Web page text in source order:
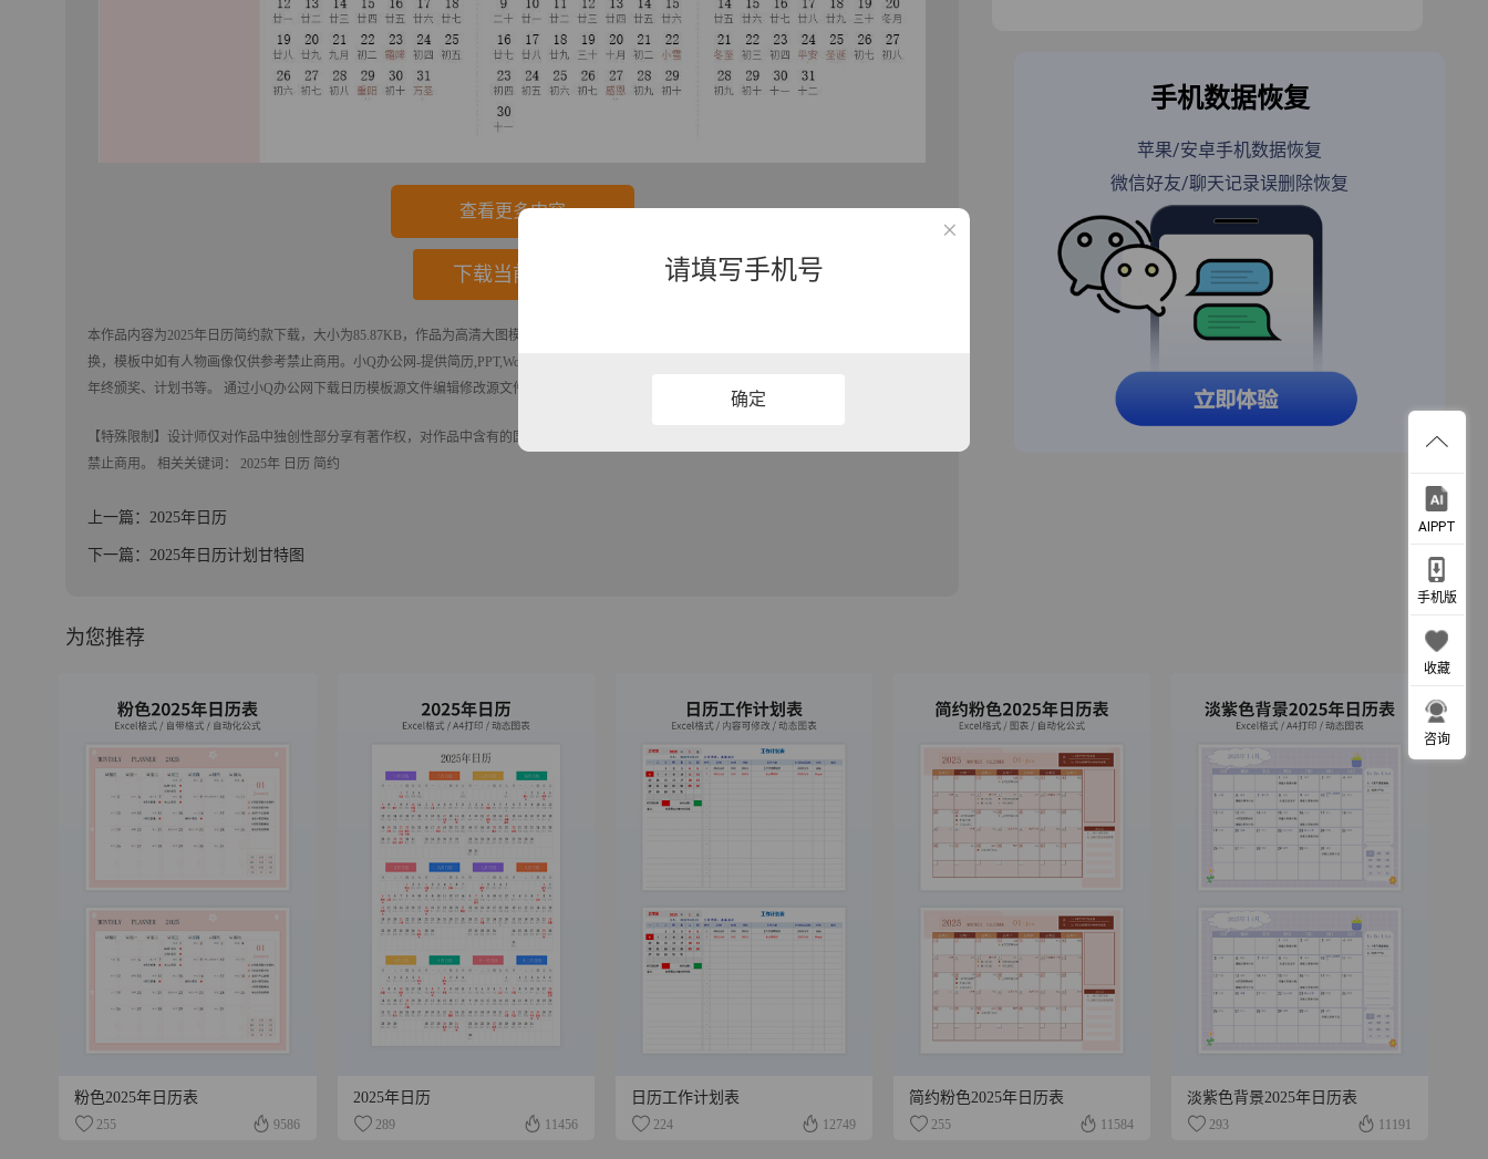
查看更多内容
下载当前模板
本作品内容为2025年日历简约款 下载，大小为85.87KB，作品为高清大图模板，格式为xlsx， 属于
换，模板中如有人物画像仅供参考禁止商用。 小Q办公网-提供简历,PPT,Word,Excel优质模板素材下载
年终颁奖、计划书等。 通过小Q办公网下载日历模板源文件编辑修改源文件文字和图片即可使用。
【特殊限制】设计师仅对作品中独创性部分享有著作权，对作品中含有的国旗、国徽等政治图案不享有权利，仅作为作品整体效果的示例展示，
禁止商用。 相关关键词： 2025年 日历 简约
上一篇：2025年日历
下一篇：2025年日历计划甘特图
手机数据恢复
苹果/安卓手机数据恢复
微信好友/聊天记录误删除恢复
为您推荐
粉色2025年日历表
255 9586
2025年日历
289 11456
日历工作计划表
224 12749
简约粉色2025年日历表
255 11584
淡紫色背景2025年日历表
293 11191
AIPPT
手机版
收藏
咨询
请填写手机号
确定